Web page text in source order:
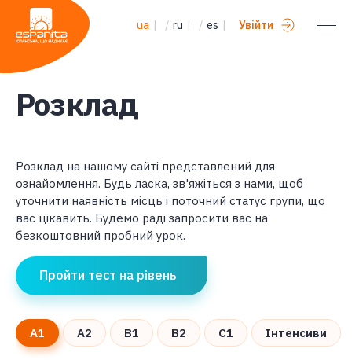
ua | / ru | / es | Увійти
Розклад
Розклад на нашому сайті представлений для
ознайомлення. Будь ласка, зв'яжіться з нами, щоб
уточнити наявність місць і поточний статус групи, що
вас цікавить. Будемо раді запросити вас на
безкоштовний пробний урок.
Пройти тест на рівень
A1 A2 B1 B2 C1 Інтенсиви